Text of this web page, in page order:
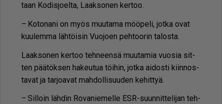
taan Ko­dis­jo­el­ta, Laak­so­nen ker­too.
– Ko­to­na­ni on myös muu­ta­ma möö­pe­li, jot­ka ovat
kuu­lem­ma läh­töi­sin Vuo­jo­en peh­too­rin ta­los­ta.
Laak­so­nen ker­too teh­neen­sä muu­ta­mia vuo­sia sit­
ten pää­tök­sen ha­keu­tua töi­hin, jot­ka ai­dos­ti kiin­nos­
ta­vat ja tar­jo­a­vat mah­dol­li­suu­den ke­hit­tyä.
– Sil­loin läh­din Ro­va­nie­mel­le ESR-suun­nit­te­li­jan teh­